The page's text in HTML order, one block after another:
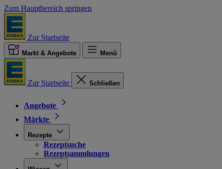
Zum Hauptbereich springen
Zur Startseite
Markt & Angebote Menü
Zur Startseite Schließen
Angebote
Märkte
Rezepte
Rezeptsuche
Rezeptsammlungen